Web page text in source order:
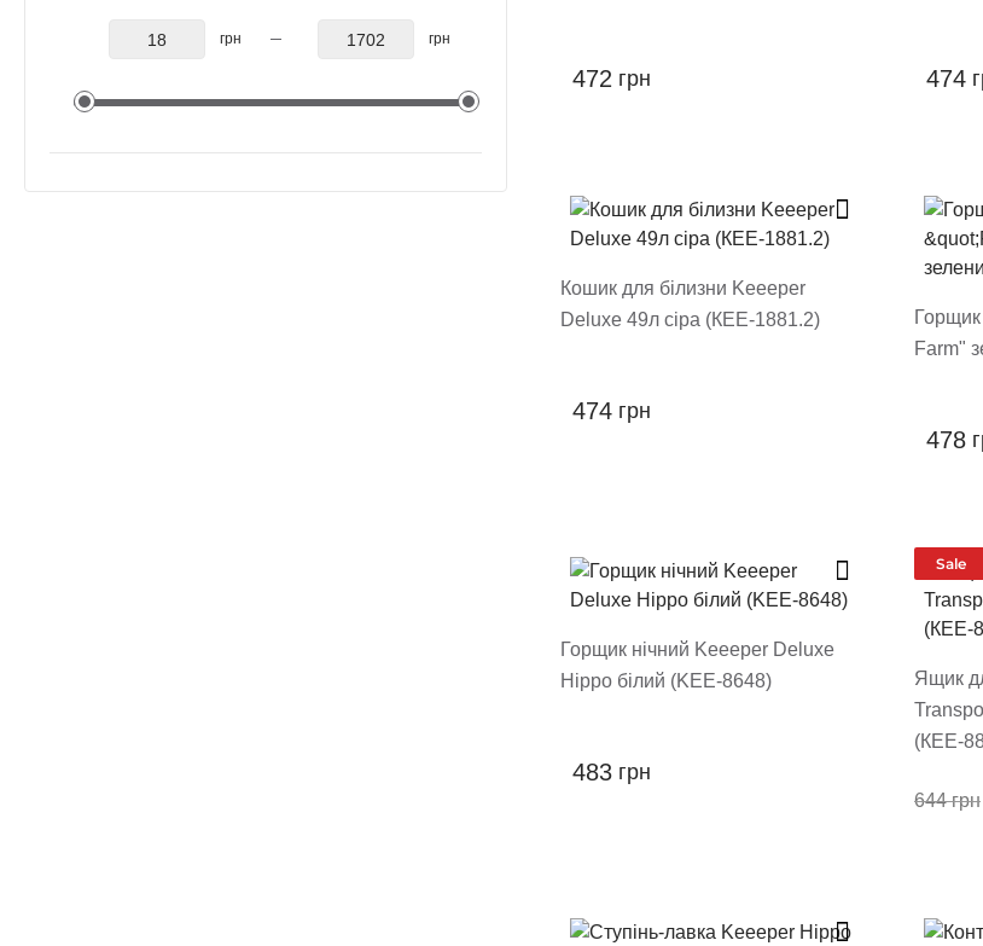
Рожевий (12)
Салатовий (2)
Сріблястий (3)
Сірий (16)
грн грн
472 грн 474
Кошик для білизни Keeeper
Deluxe 49л сіра (КЕЕ-1881.2)
474 грн
Farm"
478
Горщик нічний Keeeper Deluxe
Hippo білий (KEE-8648)
483 грн
Sale
Ящик
(КЕЕ-
644 грн